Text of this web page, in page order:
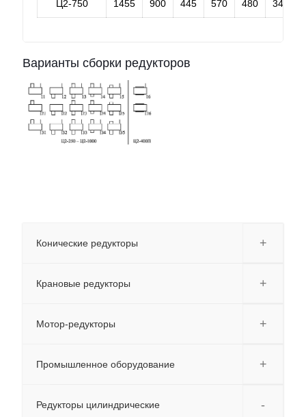
Ц2-750 1455 900 445 570 480 340
Варианты сборки редукторов
Конические редукторы +
Крановые редукторы +
Мотор-редукторы +
Промышленное оборудование +
Редукторы цилиндрические -